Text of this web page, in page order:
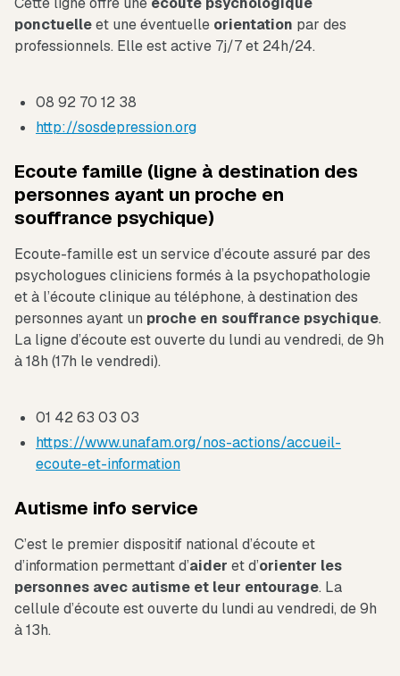
ponctuelleet une éventuelle orientation par des
professionnels. Elle est active 7j/7 et 24h/24.
08 92 70 12 38
http://sosdepression.org
Ecoute famille (ligne à destination des
personnes ayant un proche en
souffrance psychique)
Ecoute-famille est un service d’écoute assuré par des
psychologues cliniciens formés à la psychopathologie
et à l’écoute clinique au téléphone, à destination des
personnes ayant un proche en souffrance psychique.
La ligne d’écoute est ouverte du lundi au vendredi, de 9h
à 18h (17h le vendredi).
01 42 63 03 03
https://www.unafam.org/nos-actions/accueil-
ecoute-et-information
Autisme info service
C’est le premier dispositif national d’écoute et
d’information permettant d’aider et d’orienter les
personnes avec autisme et leur entourage. La
cellule d’écoute est ouverte du lundi au vendredi, de 9h
à 13h.